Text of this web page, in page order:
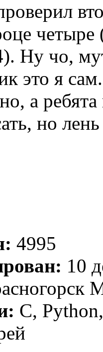
Ну чо,
это я
а
но
4995
10
C,